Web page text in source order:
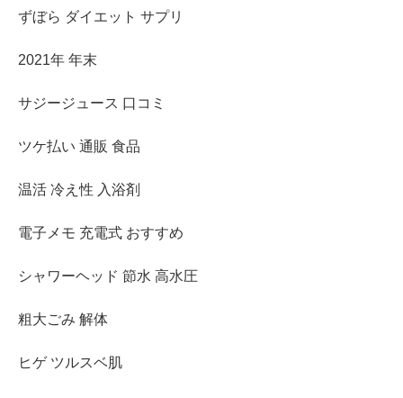
ずぼら ダイエット サプリ
2021年 年末
サジージュース 口コミ
ツケ払い 通販 食品
温活 冷え性 入浴剤
電子メモ 充電式 おすすめ
シャワーヘッド 節水 高水圧
粗大ごみ 解体
ヒゲ ツルスベ肌